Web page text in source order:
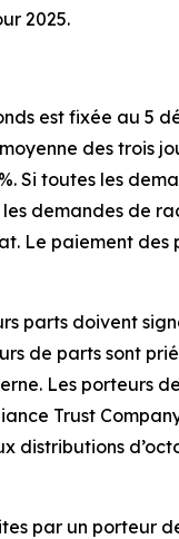
2025.
est fixée au 5
des trois
Si toutes les
demandes de
Le paiement
parts doivent
de parts sont
Les porteurs
Trust
par un porteur